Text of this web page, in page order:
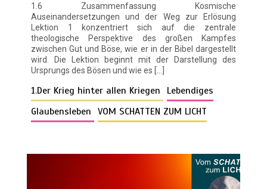
1.6 Zusammenfassung Kosmische
Auseinandersetzungen und der Weg zur Erlösung
Lektion 1 konzentriert sich auf die zentrale
theologische Perspektive des großen Kampfes
zwischen Gut und Böse, wie er in der Bibel dargestellt
wird. Die Lektion beginnt mit der Darstellung des
Ursprungs des Bösen und wie es […]
1.Der Krieg hinter allen Kriegen
Lebendiges
Glaubensleben
VOM SCHATTEN ZUM LICHT